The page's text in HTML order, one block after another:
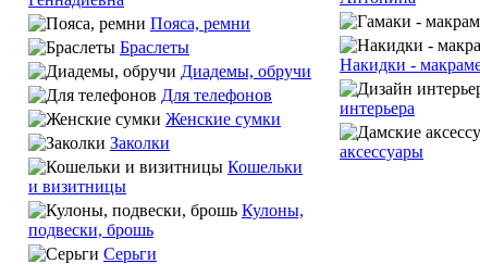
Пояса, ремни
Браслеты
Диадемы, обручи
Для телефонов
Женские сумки
Заколки
Кошельки
и визитницы
Кулоны,
подвески, брошь
Серьги
Накидки -
интерьера
аксессуары